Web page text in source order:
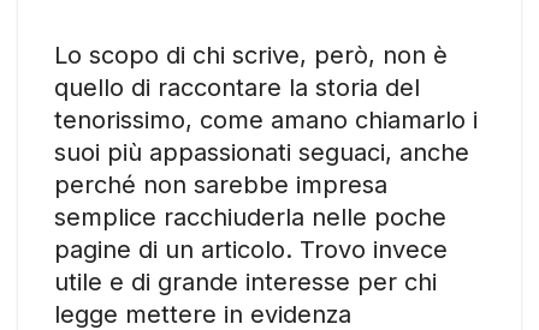
Lo scopo di chi scrive, però, non è
quello di raccontare la storia del
tenorissimo, come amano chiamarlo i
suoi più appassionati seguaci, anche
perché non sarebbe impresa
semplice racchiuderla nelle poche
pagine di un articolo. Trovo invece
utile e di grande interesse per chi
legge mettere in evidenza